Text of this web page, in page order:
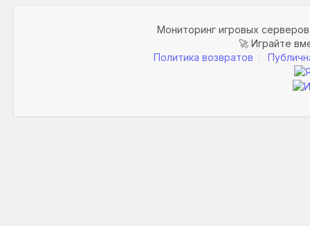
Мониторинг игровых
🚀 Играйте
Политика возвратов